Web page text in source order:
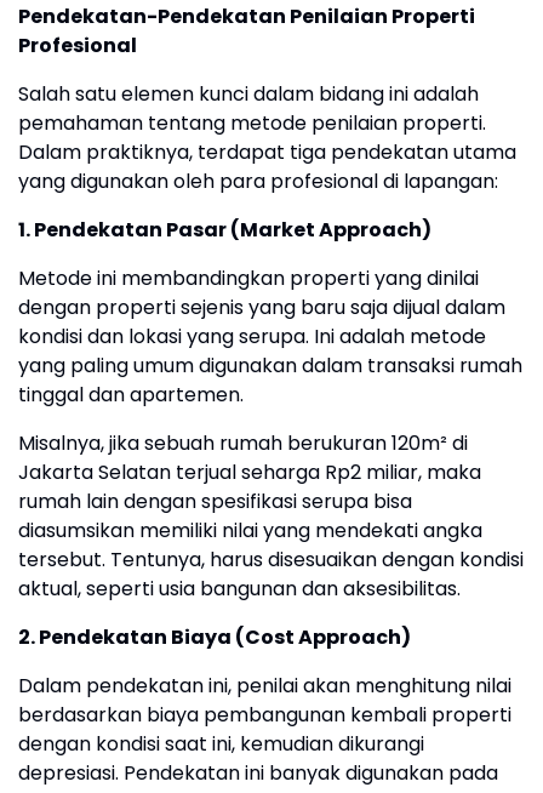
Pendekatan-Pendekatan Penilaian Properti
Profesional
Salah satu elemen kunci dalam bidang ini adalah
pemahaman tentang metode penilaian properti.
Dalam praktiknya, terdapat tiga pendekatan utama
yang digunakan oleh para profesional di lapangan:
1. Pendekatan Pasar (Market Approach)
Metode ini membandingkan properti yang dinilai
dengan properti sejenis yang baru saja dijual dalam
kondisi dan lokasi yang serupa. Ini adalah metode
yang paling umum digunakan dalam transaksi rumah
tinggal dan apartemen.
Misalnya, jika sebuah rumah berukuran 120m² di
Jakarta Selatan terjual seharga Rp2 miliar, maka
rumah lain dengan spesifikasi serupa bisa
diasumsikan memiliki nilai yang mendekati angka
tersebut. Tentunya, harus disesuaikan dengan kondisi
aktual, seperti usia bangunan dan aksesibilitas.
2. Pendekatan Biaya (Cost Approach)
Dalam pendekatan ini, penilai akan menghitung nilai
berdasarkan biaya pembangunan kembali properti
dengan kondisi saat ini, kemudian dikurangi
depresiasi. Pendekatan ini banyak digunakan pada